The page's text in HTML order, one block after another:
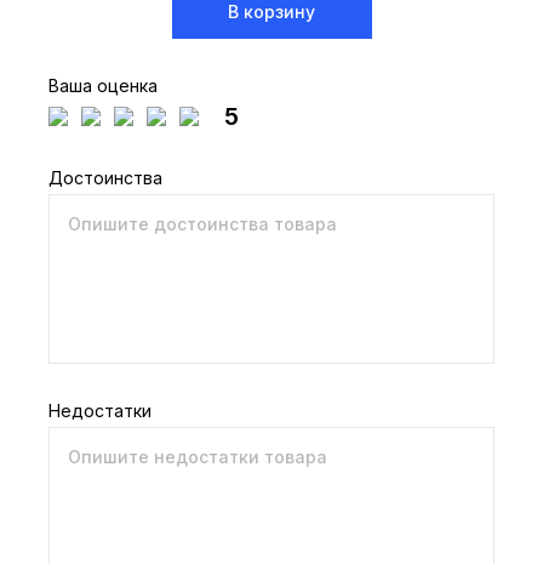
В корзину
Ваша оценка
5
Достоинства
Недостатки